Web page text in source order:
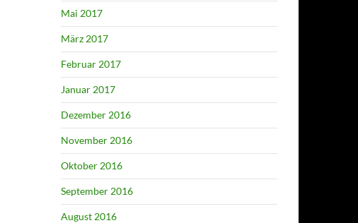
Mai 2017
März 2017
Februar 2017
Januar 2017
Dezember 2016
November 2016
Oktober 2016
September 2016
August 2016